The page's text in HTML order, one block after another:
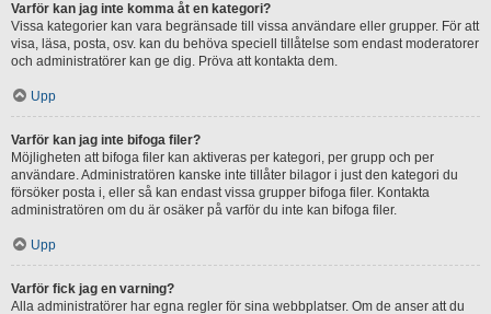
Varför kan jag inte komma åt en kategori?
Vissa kategorier kan vara begränsade till vissa användare eller grupper. För att
visa, läsa, posta, osv. kan du behöva speciell tillåtelse som endast moderatorer
och administratörer kan ge dig. Pröva att kontakta dem.
Upp
Varför kan jag inte bifoga filer?
Möjligheten att bifoga filer kan aktiveras per kategori, per grupp och per
användare. Administratören kanske inte tillåter bilagor i just den kategori du
försöker posta i, eller så kan endast vissa grupper bifoga filer. Kontakta
administratören om du är osäker på varför du inte kan bifoga filer.
Upp
Varför fick jag en varning?
Alla administratörer har egna regler för sina webbplatser. Om de anser att du